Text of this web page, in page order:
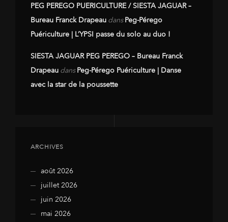
PEG PEREGO PUERICULTURE / SIESTA JAGUAR –
Bureau Franck Drapeau dansPeg-Pérego
Puériculture | L’YPSI passe du solo au duo !
SIESTA JAGUAR PEG PEREGO – Bureau Franck
Drapeau dansPeg-Pérego Puériculture | Danse
avec la star de la poussette
ARCHIVES
août 2026
juillet 2026
juin 2026
mai 2026